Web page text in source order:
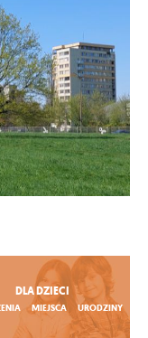
DLA DZIECI
MIEJSCA URODZINY